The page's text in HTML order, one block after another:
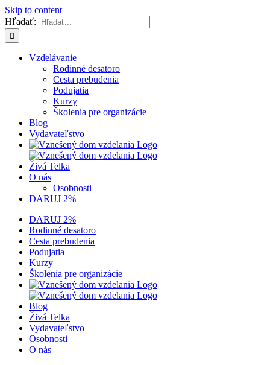
Skip to content
Hľadať:
Vzdelávanie
Rodinné desatoro
Cesta prebudenia
Podujatia
Kurzy
Školenia pre organizácie
Blog
Vydavateľstvo
Živá Telka
O nás
Osobnosti
DARUJ 2%
DARUJ 2%
Rodinné desatoro
Cesta prebudenia
Podujatia
Kurzy
Školenia pre organizácie
Blog
Živá Telka
Vydavateľstvo
Osobnosti
O nás